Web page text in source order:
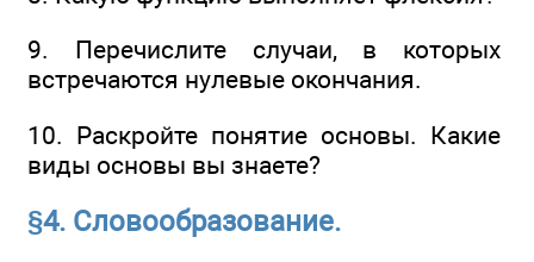
9. Перечислите случаи, в которых
встречаются нулевые окончания.
10. Раскройте понятие основы. Какие
виды основы вы знаете?
§4. Словообразование.